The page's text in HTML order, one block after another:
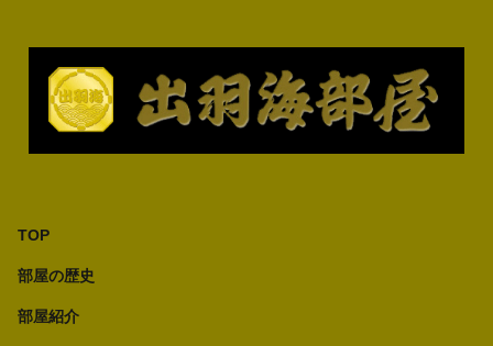
TOP
部屋の歴史
部屋紹介